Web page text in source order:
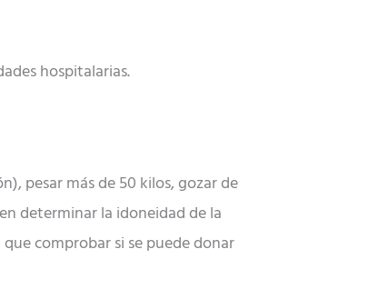
hospitalarias.
pesar más de 50 kilos, gozar de
determinar la idoneidad de la
comprobar si se puede donar